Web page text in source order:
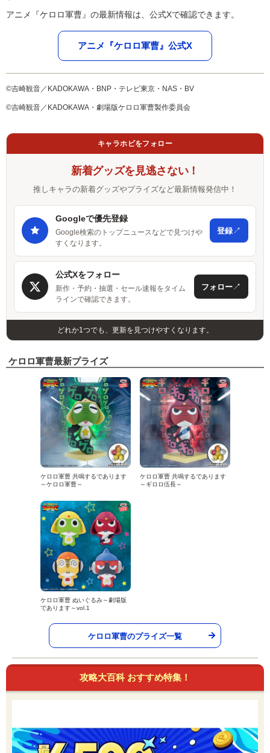
アニメ『ケロロ軍曹』の最新情報は、公式Xで確認できます。
アニメ『ケロロ軍曹』公式X
©吉崎観音／KADOKAWA・BNP・テレビ東京・NAS・BV
©吉崎観音／KADOKAWA・劇場版ケロロ軍曹製作委員会
キャラホビをフォロー
新着グッズを見逃さない！
推しキャラの新着グッズやプライズなど最新情報発信中！
Googleで優先登録
Google検索のトップニュースなどで見つけや
すくなります。
登録↗
公式Xをフォロー
新作・予約・抽選・セール速報をタイム
ラインで確認できます。
フォロー↗
どれか1つでも、更新を見つけやすくなります。
ケロロ軍曹最新プライズ
ケロロ軍曹 共鳴するであります
～ケロロ軍曹～
ケロロ軍曹 共鳴するであります
～ギロロ伍長～
ケロロ軍曹 ぬいぐるみ～劇場版
であります～vol.1
ケロロ軍曹のプライズ一覧
攻略大百科 おすすめ特集！